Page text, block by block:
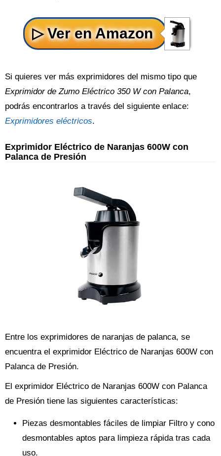
Si quieres ver más exprimidores del mismo tipo que
Exprimidor de Zumo Eléctrico 350 W con Palanca,
podrás encontrarlos a través del siguiente enlace:
Exprimidores eléctricos.
Exprimidor Eléctrico de Naranjas 600W con
Palanca de Presión
Entre los exprimidores de naranjas de palanca, se
encuentra el exprimidor Eléctrico de Naranjas 600W con
Palanca de Presión.
El exprimidor Eléctrico de Naranjas 600W con Palanca
de Presión tiene las siguientes características:
Piezas desmontables fáciles de limpiar Filtro y cono
desmontables aptos para limpieza rápida tras cada
uso.